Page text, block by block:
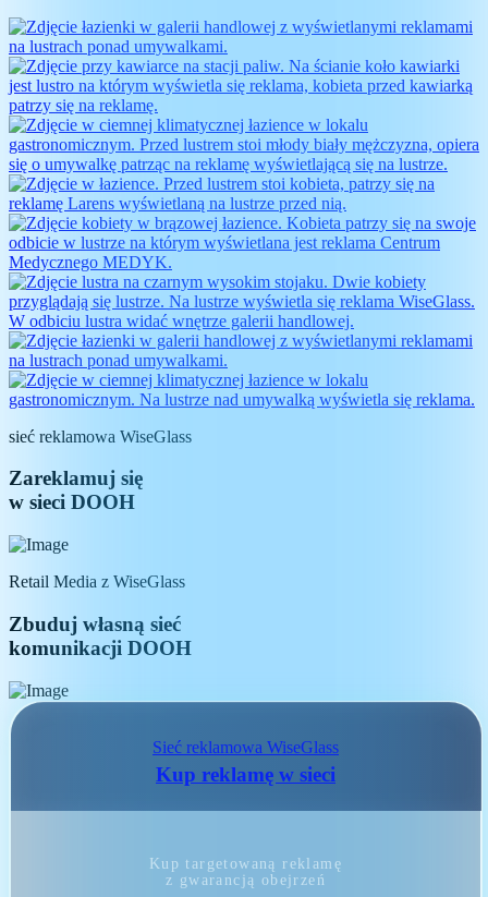
sieć reklamowa WiseGlass
Zareklamuj się
w sieci DOOH
Retail Media z WiseGlass
Zbuduj własną sieć
komunikacji DOOH
Sieć reklamowa WiseGlass
Kup reklamę w sieci
Kup targetowaną reklamę
z gwarancją obejrzeń